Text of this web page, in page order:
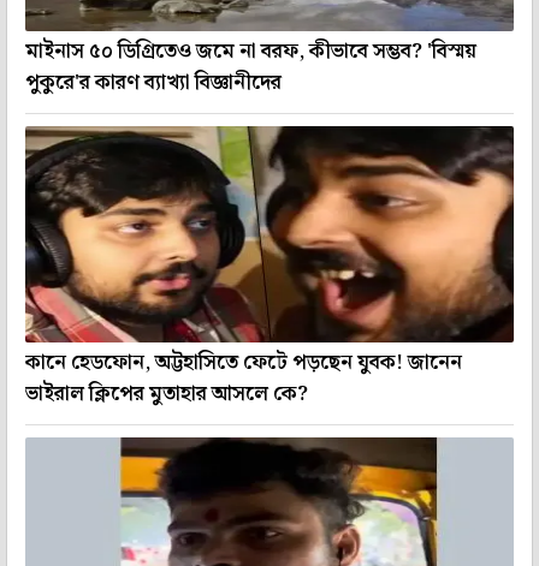
মাইনাস ৫০ ডিগ্রিতেও জমে না বরফ, কীভাবে সম্ভব? 'বিস্ময়
পুকুরে'র কারণ ব্যাখ্যা বিজ্ঞানীদের
কানে হেডফোন, অট্টহাসিতে ফেটে পড়ছেন যুবক! জানেন
ভাইরাল ক্লিপের মুতাহার আসলে কে?